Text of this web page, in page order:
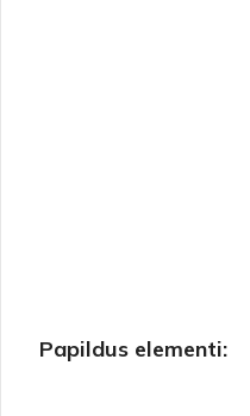
Papildus elementi: